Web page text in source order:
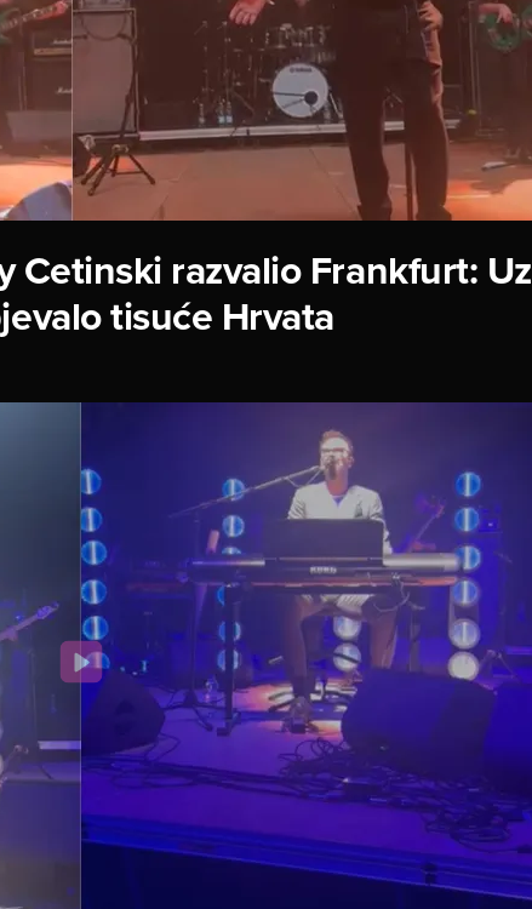
Cetinski razvalio Frankfurt: Uz
tisuće Hrvata